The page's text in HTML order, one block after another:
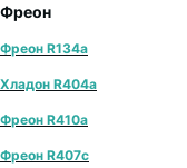
Фреон
Фреон R134a
Хладон R404a
Фреон R410a
Фреон R407с